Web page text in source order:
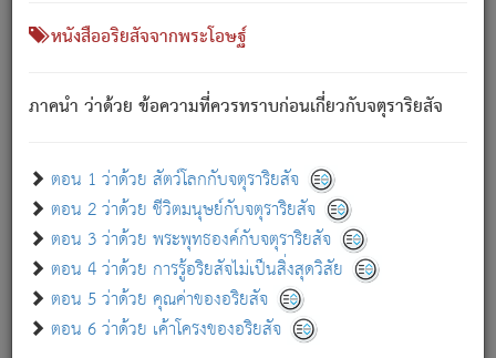
หนังสืออริยสัจจากพระโอษฐ์
ภาคนำ ว่าด้วย ข้อความที่ควรทราบก่อนเกี่ยวกับจตุราริยสัจ
ตอน 1 ว่าด้วย สัตว์โลกกับจตุราริยสัจ
ตอน 2 ว่าด้วย ชีวิตมนุษย์กับจตุราริยสัจ
ตอน 3 ว่าด้วย พระพุทธองค์กับจตุราริยสัจ
ตอน 4 ว่าด้วย การรู้อริยสัจไม่เป็นสิ่งสุดวิสัย
ตอน 5 ว่าด้วย คุณค่าของอริยสัจ
ตอน 6 ว่าด้วย เค้าโครงของอริยสัจ
เขาสำคัญสิ่งใด โดยความเป็นประการใด แต่สิ่งนั้นย่อมเป็น
(ตามที่เป็นจริง) โดยประการอื่นจากที่เขาสำคัญนั้น
สัตว์โลกติดข้องอยู่ในภพ ถูกภพบังหน้าแล้ว มีภพโดยความ
เป็นอย่างอื่น (จากที่มันเป็นอยู่จริง) จึงได้เพลิดเพลินยิ่งนักในภพ
เขาเพลิดเพลินยิ่งนักในสิ่งใด สิ่งนั้นเป็นภัย (ที่เขาไม่รู้จัก)
เขากลัวต่อสิ่งใดสิ่งนั้นเป็นทุกข์
พรหมจรรย์นี้ อันบุคคลย่อมประพฤติ ก็เพื่อการละขาดซึ่ง
ภพ.
สมณะหรือพราหมณ์เหล่าใด กล่าวความหลุดพ้นจากภพว่า
มีได้เพราะภพ เรากล่าวว่า สมณะหรือพราหมณ์ทั้งปวงนั้น
มิใช่ผู้หลดพ้นจากภพ.